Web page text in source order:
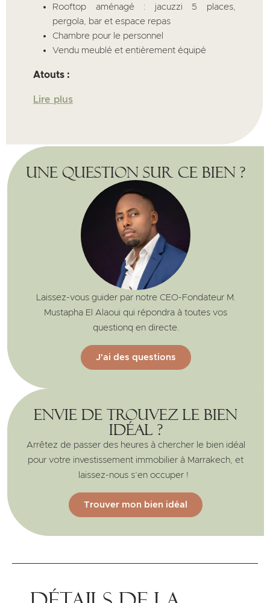
Rooftop aménagé : jacuzzi 5 places,
pergola, bar et espace repas
Chambre pour le personnel
Vendu meublé et entièrement équipé
Atouts :
Lire plus
Envie de trouvez le bien
idéal ?
Arrêtez de passer des heures à chercher le bien idéal
pour votre investissement immobilier à Marrakech, et
laissez-nous s’en occuper !
Trouver mon bien idéal
Une question sur ce bien ?
Laissez-vous guider par notre CEO-Fondateur M.
Mustapha El Alaoui qui répondra à toutes vos
questionq en directe.
J'ai des questions